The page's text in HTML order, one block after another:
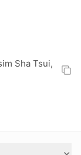
Sha Tsui,